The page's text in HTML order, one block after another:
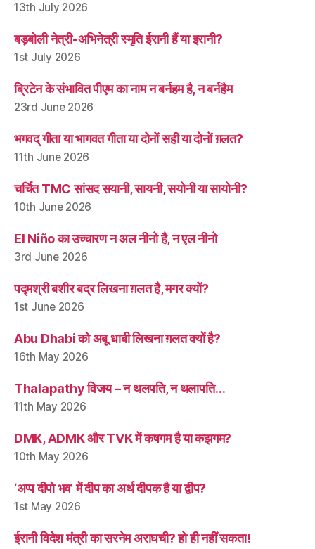
13th July 2026
बड़बोली नेत्री-अभिनेत्री स्मृति ईरानी हैं या इरानी?
1st July 2026
ब्रिटेन के संभावित पीएम का नाम न बर्नहम है, न बर्नहैम
23rd June 2026
भगवद् गीता या भागवत गीता या दोनों सही या दोनों ग़लत?
11th June 2026
चर्चित TMC सांसद सयानी, सायनी, सयोनी या सायोनी?
10th June 2026
El Niño का उच्चारण न अल नीनो है, न एल नीनो
3rd June 2026
पद्मश्री बशीर बद्र लिखना ग़लत है, मगर क्यों?
1st June 2026
Abu Dhabi को अबू धाबी लिखना ग़लत क्यों है?
16th May 2026
Thalapathy विजय – न थलपति, न थलापति…
11th May 2026
DMK, ADMK और TVK में कषगम है या कझगम?
10th May 2026
‘अप्प दीपो भव’ में दीप का अर्थ दीपक है या द्वीप?
1st May 2026
ईरानी विदेश मंत्री का सरनेम अराघची? हो ही नहीं सकता!